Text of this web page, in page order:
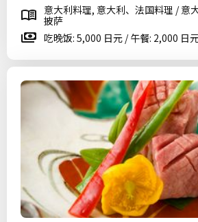
意大利料理, 意大利、法国料理 / 意
披萨
吃晚饭: 5,000 日元 / 午餐: 2,000 日